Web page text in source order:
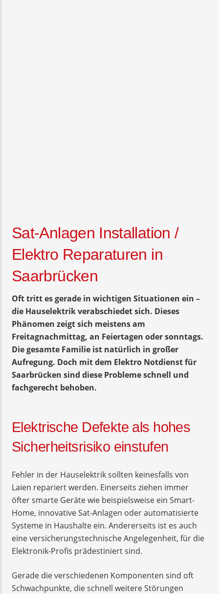
Sat-Anlagen Installation /
Elektro Reparaturen in
Saarbrücken
Oft tritt es gerade in wichtigen Situationen ein –
die Hauselektrik verabschiedet sich. Dieses
Phänomen zeigt sich meistens am
Freitagnachmittag, an Feiertagen oder sonntags.
Die gesamte Familie ist natürlich in großer
Aufregung. Doch mit dem Elektro Notdienst für
Saarbrücken sind diese Probleme schnell und
fachgerecht behoben.
Elektrische Defekte als hohes
Sicherheitsrisiko einstufen
Fehler in der Hauselektrik sollten keinesfalls von
Laien repariert werden. Einerseits ziehen immer
öfter smarte Geräte wie beispielsweise ein Smart-
Home, innovative Sat-Anlagen oder automatisierte
Systeme in Haushalte ein. Andererseits ist es auch
eine versicherungstechnische Angelegenheit, für die
Elektronik-Profis prädestiniert sind.
Gerade die verschiedenen Komponenten sind oft
Schwachpunkte, die schnell weitere Störungen